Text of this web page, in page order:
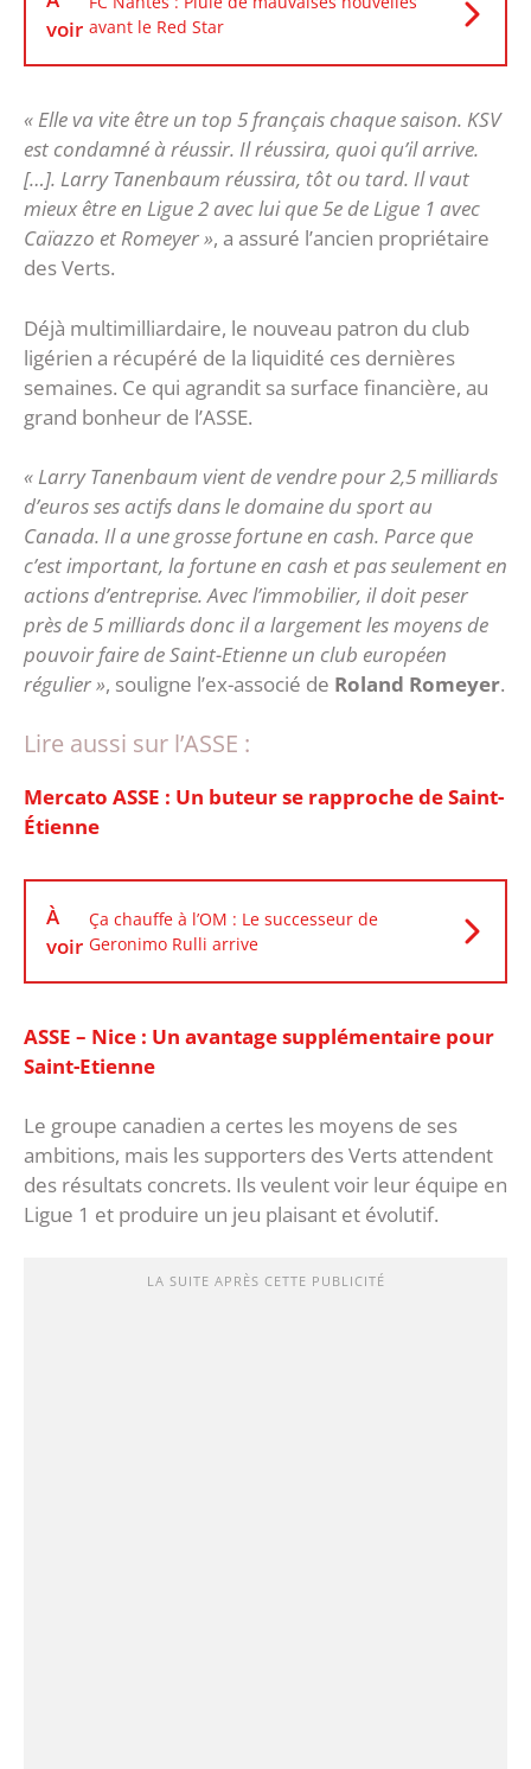
voir avant le Red Star
« Elle va vite être un top 5 français chaque saison. KSV
est condamné à réussir. Il réussira, quoi qu’il arrive.
[…]. Larry Tanenbaum réussira, tôt ou tard. Il vaut
mieux être en Ligue 2 avec lui que 5e de Ligue 1 avec
Caïazzo et Romeyer », a assuré l’ancien propriétaire
des Verts.
Déjà multimilliardaire, le nouveau patron du club
ligérien a récupéré de la liquidité ces dernières
semaines. Ce qui agrandit sa surface financière, au
grand bonheur de l’ASSE.
« Larry Tanenbaum vient de vendre pour 2,5 milliards
d’euros ses actifs dans le domaine du sport au
Canada. Il a une grosse fortune en cash. Parce que
c’est important, la fortune en cash et pas seulement en
actions d’entreprise. Avec l’immobilier, il doit peser
près de 5 milliards donc il a largement les moyens de
pouvoir faire de Saint-Etienne un club européen
régulier », souligne l’ex-associé de Roland Romeyer.
Lire aussi sur l’ASSE :
Mercato ASSE : Un buteur se rapproche de Saint-
Étienne
À
voir
Ça chauffe à l’OM : Le successeur de
Geronimo Rulli arrive
ASSE – Nice : Un avantage supplémentaire pour
Saint-Etienne
Le groupe canadien a certes les moyens de ses
ambitions, mais les supporters des Verts attendent
des résultats concrets. Ils veulent voir leur équipe en
Ligue 1 et produire un jeu plaisant et évolutif.
LA SUITE APRÈS CETTE PUBLICITÉ